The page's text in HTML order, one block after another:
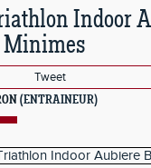
Indoor
Minimes
Tweet
(ENTRAINEUR)